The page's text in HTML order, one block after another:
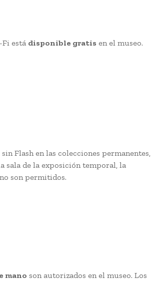
está disponible gratis en el museo.
sin Flash en las colecciones permanentes,
sala de la exposición temporal, la
son permitidos.
mano son autorizados en el museo. Los